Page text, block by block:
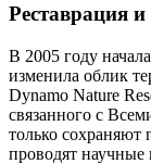
Реставрация
В 2005 году
изменила облик
Dynamo Nature
связанного с
только сохраняют
проводят научные